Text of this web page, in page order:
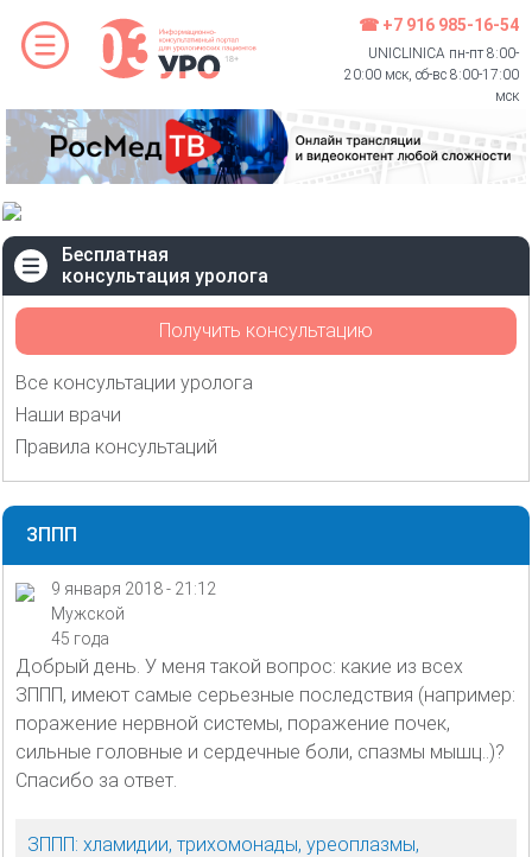
☎ +7 916 985-16-54
UNICLINICA пн-пт 8:00-
20:00 мск, сб-вс 8:00-17:00
мск
Бесплатная
консультация уролога
Получить консультацию
Все консультации уролога
Наши врачи
Правила консультаций
ЗППП
9 января 2018 - 21:12
Мужской
45 года
Добрый день. У меня такой вопрос: какие из всех
ЗППП, имеют самые серьезные последствия (например:
поражение нервной системы, поражение почек,
сильные головные и сердечные боли, спазмы мышц..)?
Спасибо за ответ.
ЗППП: хламидии, трихомонады, уреоплазмы,